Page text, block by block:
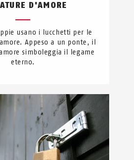
D'AMORE
usano i lucchetti per le
Appeso a un ponte, il
simboleggia il legame
eterno.